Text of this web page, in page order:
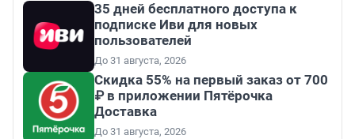
35 дней бесплатного доступа к
подписке Иви для новых
пользователей
До 31 августа, 2026
Скидка 55% на первый заказ от 700
₽ в приложении Пятёрочка
Доставка
До 31 августа, 2026